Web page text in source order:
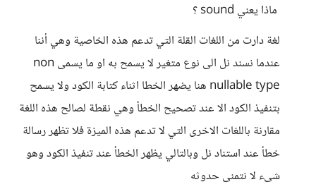
ماذا يعني sound ؟
لغة دارت من اللغات القلة التي تدعم هذه الخاصية وهي أننا
عندما نسند نل الى نوع متغير لا يسمح به او ما يسمى non
nullable type هنا يضهر الخطا اثناء كتابة الكود ولا يسمح
بتنفيذ الكود الا عند تصحيح الخطأ وهي نقطة لصالح هذه اللغة
مقارنة باللغات الاخرى التي لا تدعم هذه الميزة فلا تظهر رسالة
خطأ عند استناد نل وبالتالي يظهر الخطأ عند تنفيذ الكود وهو
شيء لا نتمنى حدوثه